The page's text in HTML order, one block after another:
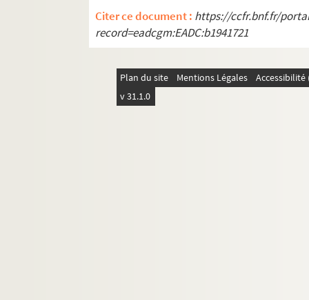
Citer ce document : https://ccfr.bnf.fr/
record=eadcgm:EADC:b1941721
Plan du site Mentions Légales
v 31.1.0